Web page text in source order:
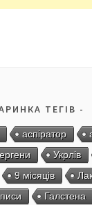
ТЕГІВ
аспіратор
Укрлів
9 місяців
Галстена